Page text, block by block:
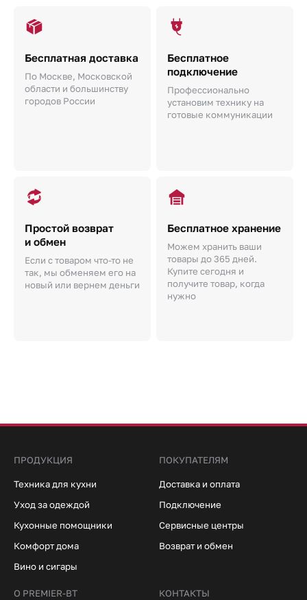
Бесплатная доставка
По Москве, Московской
области и большинству
городов России
Бесплатное
подключение
Профессионально
установим технику на
готовые коммуникации
Простой возврат
и обмен
Если с товаром что-то не
так, мы обменяем его на
новый или вернем деньги
Бесплатное хранение
Можем хранить ваши
товары до 365 дней.
Купите сегодня и
получите товар, когда
нужно
ПРОДУКЦИЯ
Техника для кухни
Уход за одеждой
Кухонные помощники
Комфорт дома
Вино и сигары
ПОКУПАТЕЛЯМ
Доставка и оплата
Подключение
Сервисные центры
Возврат и обмен
О PREMIER-BT КОНТАКТЫ